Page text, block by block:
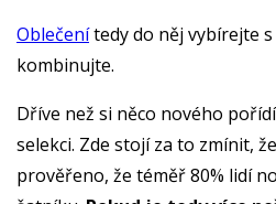
Oblečenítedy do něj vybírejte
kombinujte.
Dříve než si něco nového
selekci. Zde stojí za to zmínit,
prověřeno, že téměř 80% lidí